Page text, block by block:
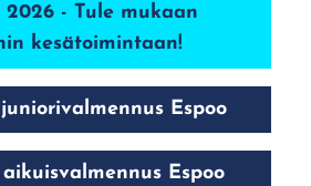
2026 - Tule mukaan
kesätoimintaan!
Espoo
Espoo